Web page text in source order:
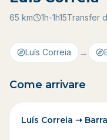
65 km 1h-1h15Transfer
Luís Correia →
Come arrivare
Luís Correia ➝